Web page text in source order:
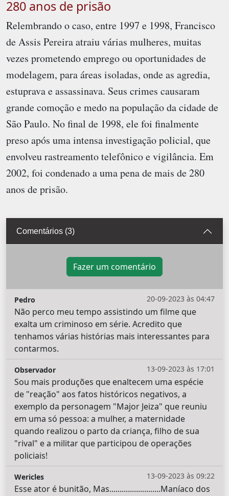
280 anos de prisão
Relembrando o caso, entre 1997 e 1998, Francisco
de Assis Pereira atraiu várias mulheres, muitas
vezes prometendo emprego ou oportunidades de
modelagem, para áreas isoladas, onde as agredia,
estuprava e assassinava. Seus crimes causaram
grande comoção e medo na população da cidade de
São Paulo. No final de 1998, ele foi finalmente
preso após uma intensa investigação policial, que
envolveu rastreamento telefônico e vigilância. Em
2002, foi condenado a uma pena de mais de 280
anos de prisão.
Comentários (3)
Fazer um comentário
20-09-2023 às 04:47
Pedro
Não perco meu tempo assistindo um filme que
exalta um criminoso em série. Acredito que
tenhamos várias histórias mais interessantes para
contarmos.
13-09-2023 às 17:01
Observador
Sou mais produções que enaltecem uma espécie
de "reação" aos fatos históricos negativos, a
exemplo da personagem "Major Jeiza" que reuniu
em uma só pessoa: a mulher, a maternidade
quando realizou o parto da criança, filho de sua
"rival" e a militar que participou de operações
policiais!
13-09-2023 às 09:22
Wericles
Esse ator é bunitão, Mas.........................Maníaco dos